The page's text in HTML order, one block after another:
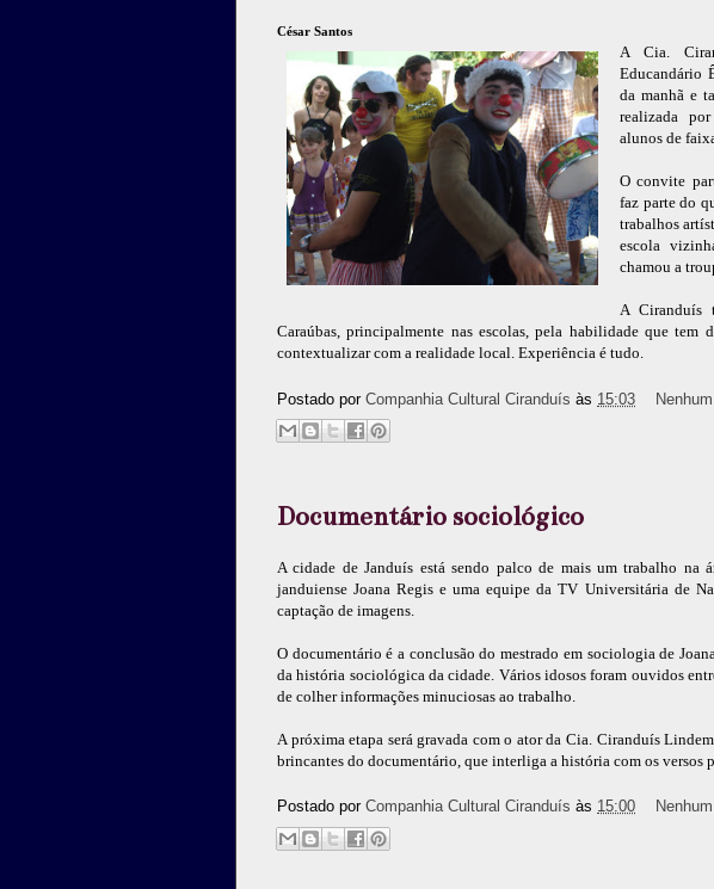
César Santos
A Cia.
Educandário
da manhã e
realizada
alunos de
O convite
faz parte do
trabalhos
escola
chamou a
A Ciranduís
Caraúbas, principalmente nas escolas, pela habilidade que tem
contextualizar com a realidade local. Experiência é tudo.
Postado por Companhia Cultural Ciranduís às 15:03
Documentário sociológico
A cidade de Janduís está sendo palco de mais um trabalho na
janduiense Joana Regis e uma equipe da TV Universitária de
captação de imagens.
O documentário é a conclusão do mestrado em sociologia de
da história sociológica da cidade. Vários idosos foram ouvidos
de colher informações minuciosas ao trabalho.
A próxima etapa será gravada com o ator da Cia. Ciranduís
brincantes do documentário, que interliga a história com os versos
Postado por Companhia Cultural Ciranduís às 15:00